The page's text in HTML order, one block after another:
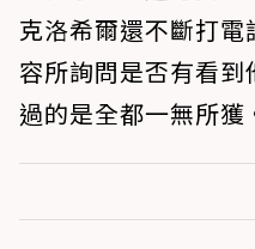
克洛希爾還不斷打
容所詢問是否有看
過的是全都一無所獲